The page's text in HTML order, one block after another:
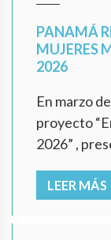
PANAMÁ
MUJERES
2026
En marzo
proyecto
2026” ,
LEER MÁS